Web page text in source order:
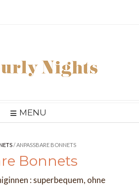
MENU
/ ANPASSBARE BONNETS
Bonnets
: superbequem, ohne